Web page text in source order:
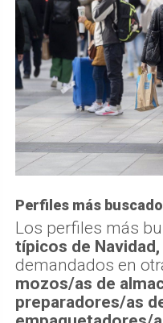
Perfiles más
Los perfiles más
típicos de Navidad,
demandados en
mozos/as de
preparadores/as